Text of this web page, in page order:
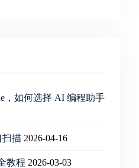
，如何选择 AI 编程助手
扫描 2026-04-16
教程 2026-03-03